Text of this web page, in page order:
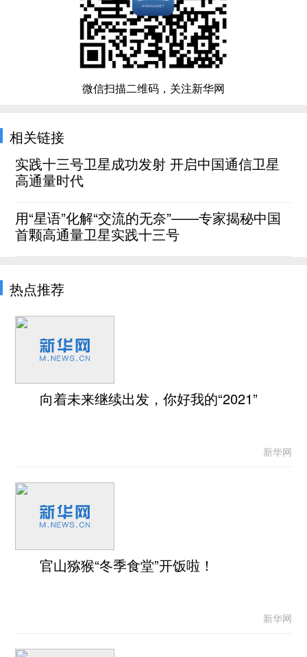
微信扫描二维码，关注新华网
相关链接
实践十三号卫星成功发射 开启中国通信卫星
高通量时代
用“星语”化解“交流的无奈”——专家揭秘中国
首颗高通量卫星实践十三号
热点推荐
向着未来继续出发，你好我的“2021”
新华网
官山猕猴“冬季食堂”开饭啦！
新华网